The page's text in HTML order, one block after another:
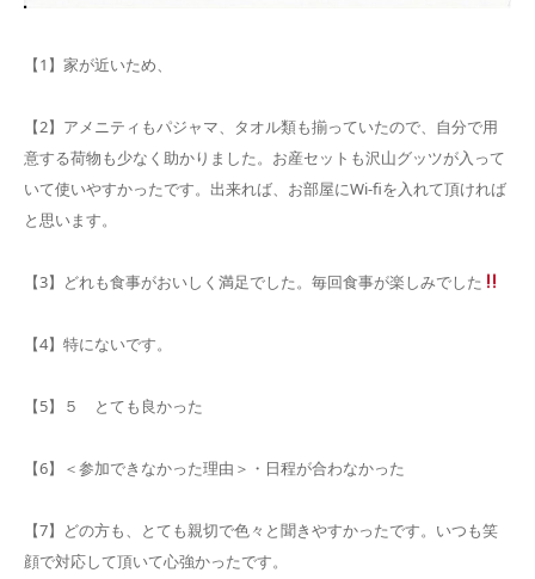
【1】家が近いため、
【2】アメニティもパジャマ、タオル類も揃っていたので、自分で用
意する荷物も少なく助かりました。お産セットも沢山グッツが入って
いて使いやすかったです。出来れば、お部屋にWi-fiを入れて頂ければ
と思います。
【3】どれも食事がおいしく満足でした。毎回食事が楽しみでした
【4】特にないです。
【5】５ とても良かった
【6】＜参加できなかった理由＞・日程が合わなかった
【7】どの方も、とても親切で色々と聞きやすかったです。いつも笑
顔で対応して頂いて心強かったです。